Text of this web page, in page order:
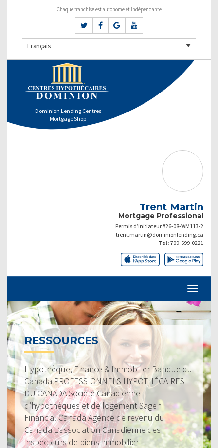
Chaque franchise est autonome et indépendante
Français
Dominion Lending Centres
Mortgage Shop
Trent Martin
Mortgage Professional
Permis d’initiateur #26-08-WM113-2
trent.martin@dominionlending.ca
Tel: 709-699-0221
RESSOURCES
Hypothèque, Finance & Immobilier Banque du
Canada PROFESSIONNELS HYPOTHÉCAIRES
DU CANADA Société Canadienne
d’hypothèques et de logement Sagen
Financial Canada Agence de revenu du
Canada L’association Canadienne des
inspecteurs de biens immobilier